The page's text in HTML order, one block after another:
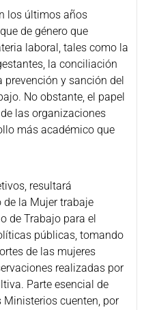
los últimos años
de género que
laboral, tales como la
la conciliación
y sanción del
No obstante, el papel
las organizaciones
más académico que
resultará
la Mujer trabaje
de Trabajo para el
públicas, tomando
de las mujeres
realizadas por
Parte esencial de
cuenten, por